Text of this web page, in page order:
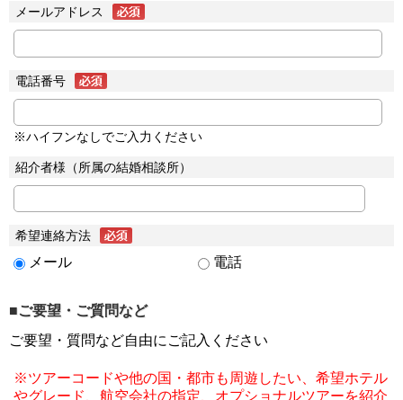
メールアドレス
電話番号
※ハイフンなしでご入力ください
紹介者様（所属の結婚相談所）
希望連絡方法
メール 電話
■ご要望・ご質問など
ご要望・質問など自由にご記入ください
※ツアーコードや他の国・都市も周遊したい、希望ホテル
やグレード、航空会社の指定、オプショナルツアーを紹介